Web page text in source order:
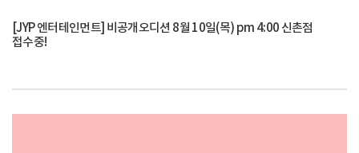
[JYP 엔터테인먼트] 비공개오디션 8월 10일(목) pm 4:00 신촌점
접수중!